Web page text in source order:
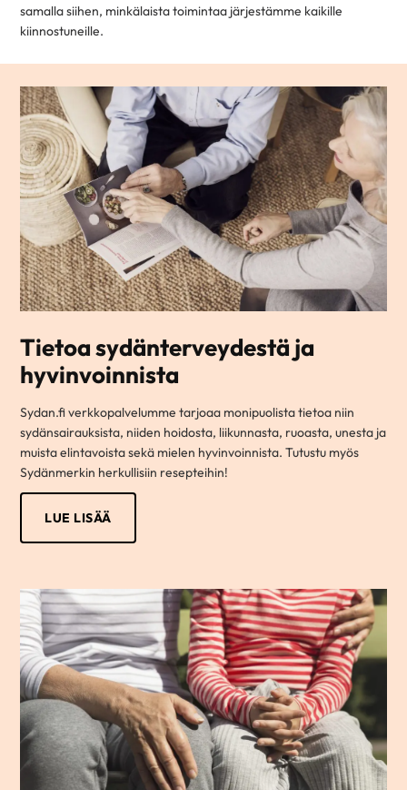
samalla siihen, minkälaista toimintaa järjestämme kaikille
kiinnostuneille.
Tietoa sydänterveydestä ja
hyvinvoinnista
Sydan.fi verkkopalvelumme tarjoaa monipuolista tietoa niin
sydänsairauksista, niiden hoidosta, liikunnasta, ruoasta, unesta ja
muista elintavoista sekä mielen hyvinvoinnista. Tutustu myös
Sydänmerkin herkullisiin resepteihin!
LUE LISÄÄ